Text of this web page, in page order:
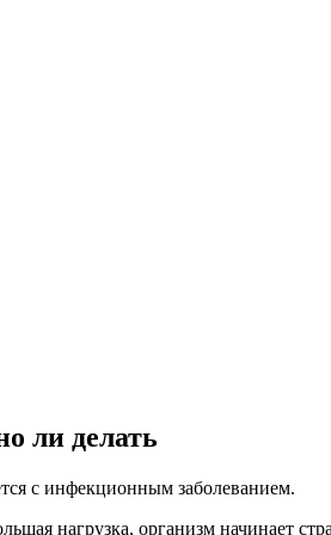
ли делать
с инфекционным заболеванием.
нагрузка, организм начинает